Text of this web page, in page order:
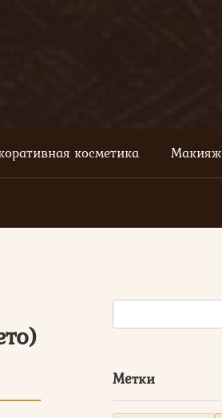
косметика Макияж
Поиск:
Метки